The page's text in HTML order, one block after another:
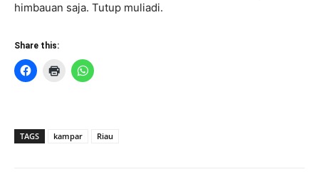
himbauan saja. Tutup muliadi.
Share this:
TAGS kampar Riau